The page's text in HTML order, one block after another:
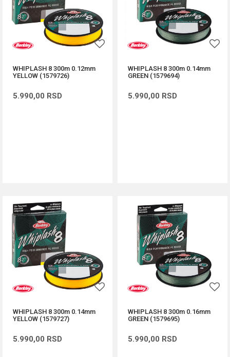
WHIPLASH 8 300m 0.12mm
YELLOW (1579726)
5.990,00 RSD
WHIPLASH 8 300m 0.14mm
GREEN (1579694)
5.990,00 RSD
WHIPLASH 8 300m 0.14mm
YELLOW (1579727)
5.990,00 RSD
WHIPLASH 8 300m 0.16mm
GREEN (1579695)
5.990,00 RSD